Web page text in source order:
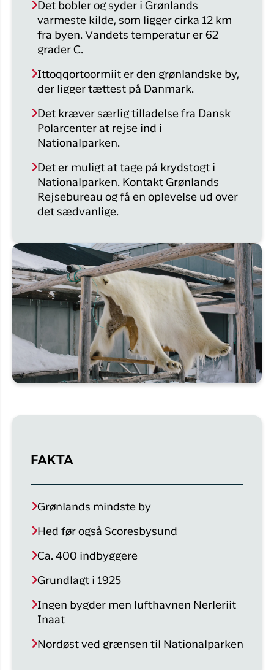
Det bobler og syder i Grønlands
varmeste kilde, som ligger cirka 12 km
fra byen. Vandets temperatur er 62
grader C.
Ittoqqortoormiit er den grønlandske by,
der ligger tættest på Danmark.
Det kræver særlig tilladelse fra Dansk
Polarcenter at rejse ind i
Nationalparken.
Det er muligt at tage på krydstogt i
Nationalparken. Kontakt Grønlands
Rejsebureau og få en oplevelse ud over
det sædvanlige.
FAKTA
Grønlands mindste by
Hed før også Scoresbysund
Ca. 400 indbyggere
Grundlagt i 1925
Ingen bygder men lufthavnen Nerleriit
Inaat
Nordøst ved grænsen til Nationalparken